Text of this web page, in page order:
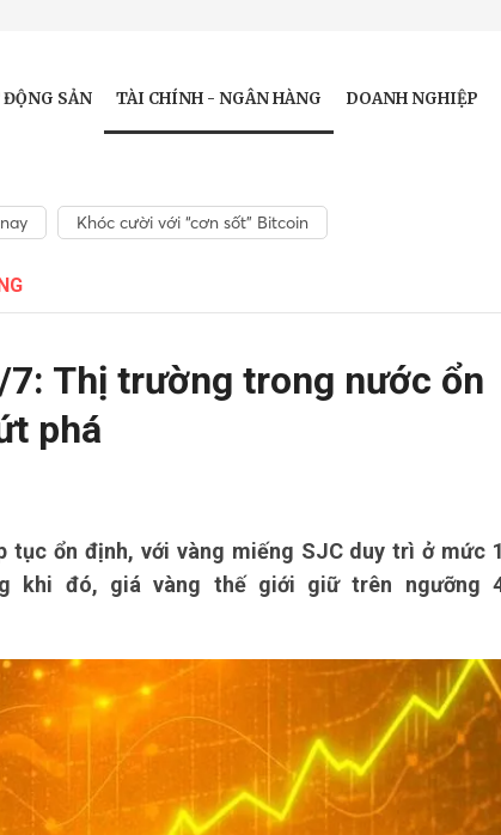
ĐỘNG SẢN TÀI CHÍNH - NGÂN HÀNG DOANH NGHIỆP
Khóc cười với “cơn sốt” Bitcoin
7: Thị trường trong nước ổn
phá
tục ổn định, với vàng miếng SJC duy trì ở mức
khi đó, giá vàng thế giới giữ trên ngưỡng